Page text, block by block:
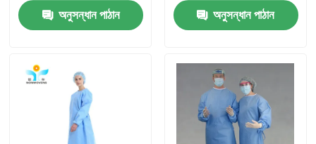
পণ্য
আমাদের সম্পর্কে
অনুসন্ধান পাঠান
অনুসন্ধান পাঠান